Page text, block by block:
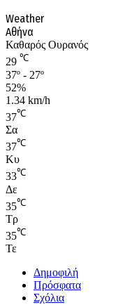
Weather
Αθήνα
Καθαρός Ουρανός
29 ℃
37º - 27º
52%
1.34 km/h
37℃
Σα
37℃
Κυ
33℃
Δε
35℃
Τρ
35℃
Τε
Δημοφιλή
Πρόσφατα
Σχόλια